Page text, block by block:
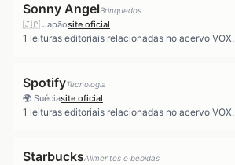
Sonny AngelBrinquedos
🇯🇵 Japãosite oficial
1 leituras editoriais relacionadas no acervo VOX.
SpotifyTecnologia
🌍 Suéciasite oficial
1 leituras editoriais relacionadas no acervo VOX.
StarbucksAlimentos e bebidas